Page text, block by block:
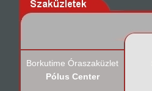
Borkutime Óraszaküzlet
Pólus Center